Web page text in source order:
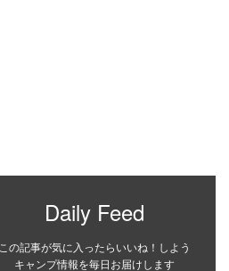
Daily Feed
この記事が気に入ったらいいね！しよう
キャンプ情報を毎日お届けします